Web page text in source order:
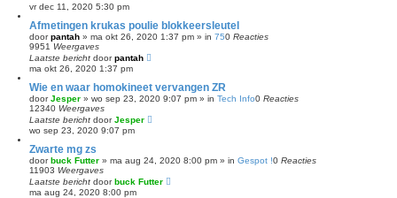
vr dec 11, 2020 5:30 pm
Afmetingen krukas poulie blokkeersleutel
doorpantah » ma okt 26, 2020 1:37 pm » in 750 Reacties
9951 Weergaves
Laatste bericht doorpantah
ma okt 26, 2020 1:37 pm
Wie en waar homokineet vervangen ZR
doorJesper » wo sep 23, 2020 9:07 pm » in Tech Info0 Reacties
12340 Weergaves
Laatste bericht doorJesper
wo sep 23, 2020 9:07 pm
Zwarte mg zs
doorbuck Futter » ma aug 24, 2020 8:00 pm » in Gespot !0 Reacties
11903 Weergaves
Laatste bericht doorbuck Futter
ma aug 24, 2020 8:00 pm